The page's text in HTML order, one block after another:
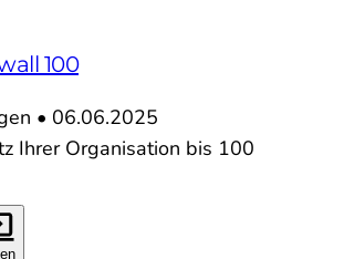
100
• 06.06.2025
Ihrer Organisation bis 100